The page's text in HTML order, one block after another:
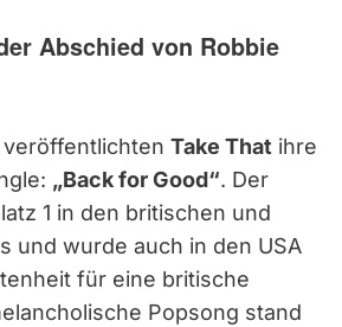
Abschied von Robbie
veröffentlichten Take That ihre
„Back for Good“. Der
1 in den britischen und
und wurde auch in den USA
für eine britische
Popsong stand